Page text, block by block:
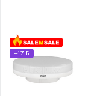
+17 Б